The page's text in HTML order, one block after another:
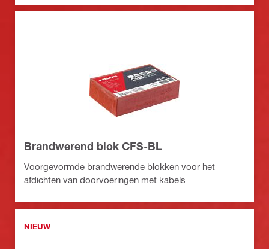
Brandwerend blok CFS-BL
Voorgevormde brandwerende blokken voor het
afdichten van doorvoeringen met kabels
NIEUW